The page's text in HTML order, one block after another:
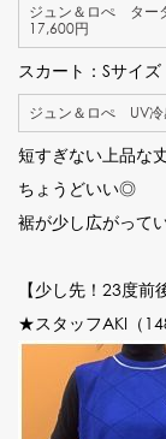
ジュン＆ロぺ ター
17,600円
スカート：Sサイズ
ジュン＆ロぺ UV
短すぎない上品な
ちょうどいい◎
裾が少し広がって
【少し先！23度前
★スタッフAKI（